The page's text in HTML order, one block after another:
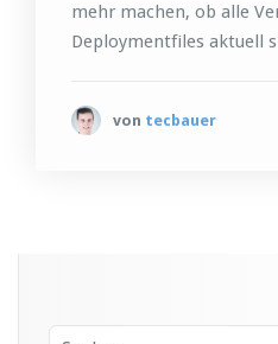
mehr machen, ob alle
Deploymentfiles aktuell
von tecbauer